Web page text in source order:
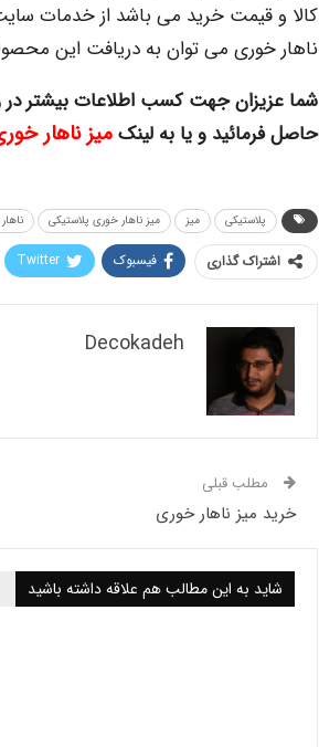
کالا و قیمت خرید می باشد از خدمات سایت
ناهار خوری می توان به دریافت این
شما عزیزان جهت کسب اطلاعات بیشتر در
حاصل فرمائید و یا به لینکمیز ناهار
پلاستیکی میز میز ناهار خوری پلاستیکی
اشتراک گذاری فیسبوک Twitter
Decokadeh
مطلب قبلی
خرید میز ناهار خوری
شاید به این مطالب هم علاقه داشته باشید